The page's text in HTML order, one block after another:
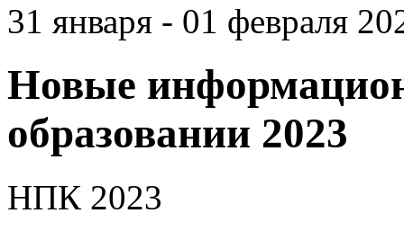
31 января - 01 февраля
Новые
образовании 2023
НПК 2023